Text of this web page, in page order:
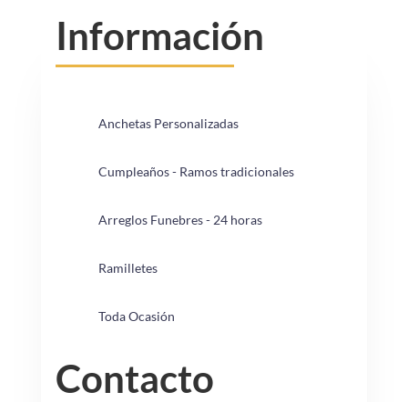
Información
Anchetas Personalizadas
Cumpleaños - Ramos tradicionales
Arreglos Funebres - 24 horas
Ramilletes
Toda Ocasión
Contacto